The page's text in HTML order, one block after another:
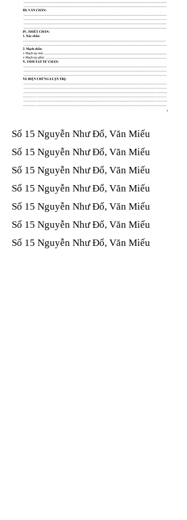
Số 15 Nguyễn Như Đổ, Văn Miếu​​​​
Số 15 Nguyễn Như Đổ, Văn Miếu​​​​
Số 15 Nguyễn Như Đổ, Văn Miếu​​​​
Số 15 Nguyễn Như Đổ, Văn Miếu​​​​
Số 15 Nguyễn Như Đổ, Văn Miếu​​​​
Số 15 Nguyễn Như Đổ, Văn Miếu​​​​
Số 15 Nguyễn Như Đổ, Văn Miếu​​​​